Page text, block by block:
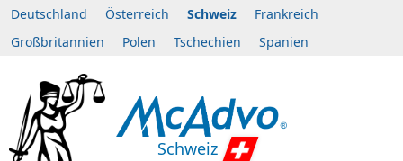
Deutschland Österreich Schweiz
Frankreich
Großbritannien
Polen Tschechien Spanien
Schweiz